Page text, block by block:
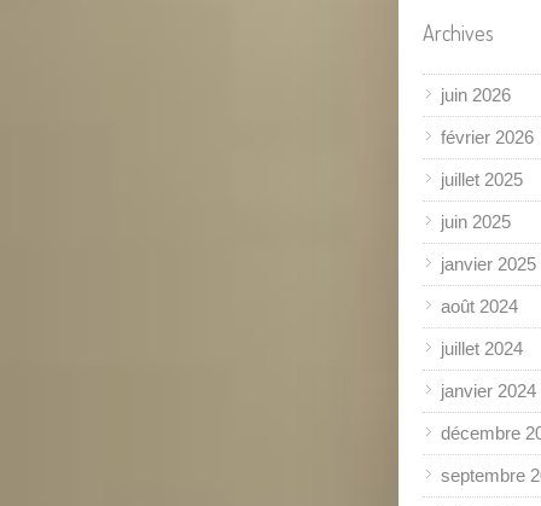
Archives
juin 2026
février 2026
juillet 2025
juin 2025
janvier 2025
août 2024
juillet 2024
janvier 2024
décembre
septembre